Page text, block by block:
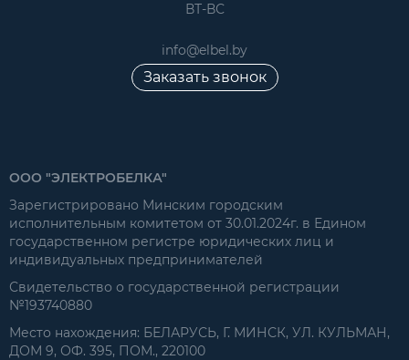
ВТ-ВС
info@elbel.by
Заказать звонок
ООО "ЭЛЕКТРОБЕЛКА"
Зарегистрировано Минским городским
исполнительным комитетом от 30.01.2024г. в Едином
государственном регистре юридических лиц и
индивидуальных предпринимателей
Свидетельство о государственной регистрации
№193740880
Место нахождения: БЕЛАРУСЬ, Г. МИНСК, УЛ. КУЛЬМАН,
ДОМ 9, ОФ. 395, ПОМ., 220100